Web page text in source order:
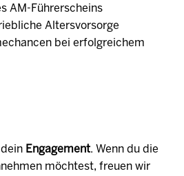
AM-Führerscheins
Altersvorsorge
bei erfolgreichem
Engagement. Wenn du die
möchtest, freuen wir